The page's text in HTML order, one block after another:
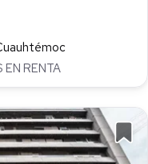
EN RENTA